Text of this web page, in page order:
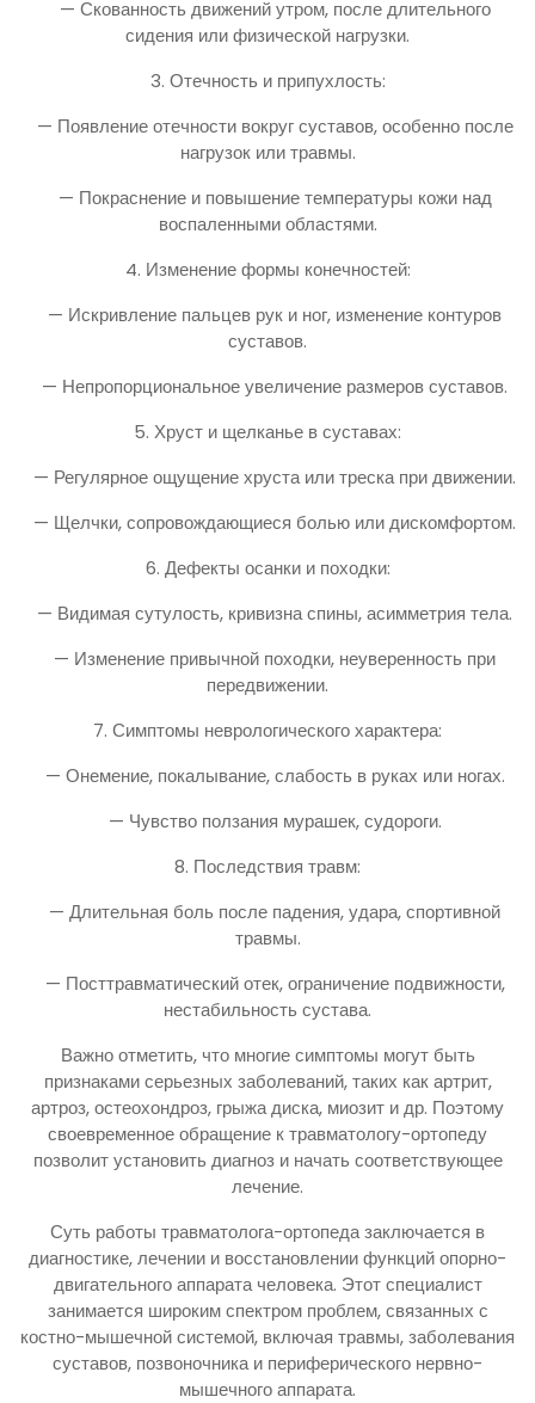
— Скованность движений утром, после длительного
сидения или физической нагрузки.
3. Отечность и припухлость:
— Появление отечности вокруг суставов, особенно после
нагрузок или травмы.
— Покраснение и повышение температуры кожи над
воспаленными областями.
4. Изменение формы конечностей:
— Искривление пальцев рук и ног, изменение контуров
суставов.
— Непропорциональное увеличение размеров суставов.
5. Хруст и щелканье в суставах:
— Регулярное ощущение хруста или треска при движении.
— Щелчки, сопровождающиеся болью или дискомфортом.
6. Дефекты осанки и походки:
— Видимая сутулость, кривизна спины, асимметрия тела.
— Изменение привычной походки, неуверенность при
передвижении.
7. Симптомы неврологического характера:
— Онемение, покалывание, слабость в руках или ногах.
— Чувство ползания мурашек, судороги.
8. Последствия травм:
— Длительная боль после падения, удара, спортивной
травмы.
— Посттравматический отек, ограничение подвижности,
нестабильность сустава.
Важно отметить, что многие симптомы могут быть
признаками серьезных заболеваний, таких как артрит,
артроз, остеохондроз, грыжа диска, миозит и др. Поэтому
своевременное обращение к травматологу-ортопеду
позволит установить диагноз и начать соответствующее
лечение.
Суть работы травматолога-ортопеда заключается в
диагностике, лечении и восстановлении функций опорно-
двигательного аппарата человека. Этот специалист
занимается широким спектром проблем, связанных с
костно-мышечной системой, включая травмы, заболевания
суставов, позвоночника и периферического нервно-
мышечного аппарата.